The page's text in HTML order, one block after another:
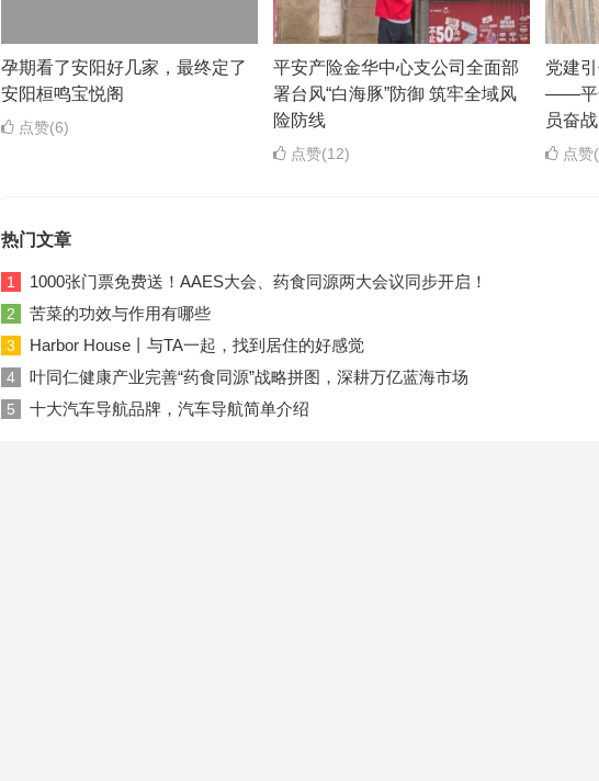
孕期看了安阳好几家，最终定了
安阳桓鸣宝悦阁
点赞(6)
平安产险金华中心支公司全面部
署台风“白海豚”防御 筑牢全域风
险防线
点赞(12)
党建
——平
员奋
点赞
热门文章
1 1000张门票免费送！AAES大会、药食同源两大会议同步开启！
2 苦菜的功效与作用有哪些
3 Harbor House丨与TA一起，找到居住的好感觉
4 叶同仁健康产业完善“药食同源”战略拼图，深耕万亿蓝海市场
5 十大汽车导航品牌，汽车导航简单介绍